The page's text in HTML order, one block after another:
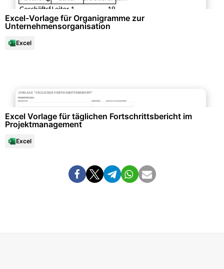
Excel-Vorlage für Organigramme zur
Unternehmensorganisation
Excel
Excel Vorlage für täglichen Fortschrittsbericht im
Projektmanagement
Excel